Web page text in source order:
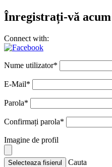
Înregistrați-vă acum
Connect with:
Nume utilizator*
E-Mail*
Parola*
Confirmați parola*
Imagine de profil
Selecteaza fisierul Cauta